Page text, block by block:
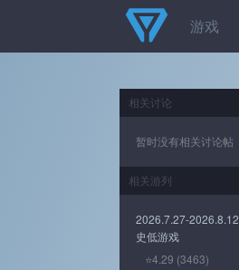
游戏
相关讨论
暂时没有相关讨论帖
相关游列
2026.7.27-
史低游戏
⭐4.29 (3463)